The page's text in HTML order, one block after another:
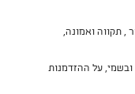
, תקווה ואמונה,
ובשמי, על ההזדמנות